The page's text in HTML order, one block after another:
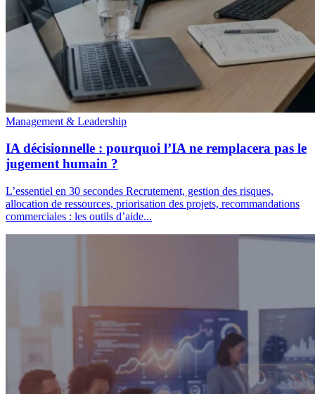
Management & Leadership
IA décisionnelle : pourquoi l’IA ne remplacera pas le
jugement humain ?
L’essentiel en 30 secondes Recrutement, gestion des risques,
allocation de ressources, priorisation des projets, recommandations
commerciales : les outils d’aide...